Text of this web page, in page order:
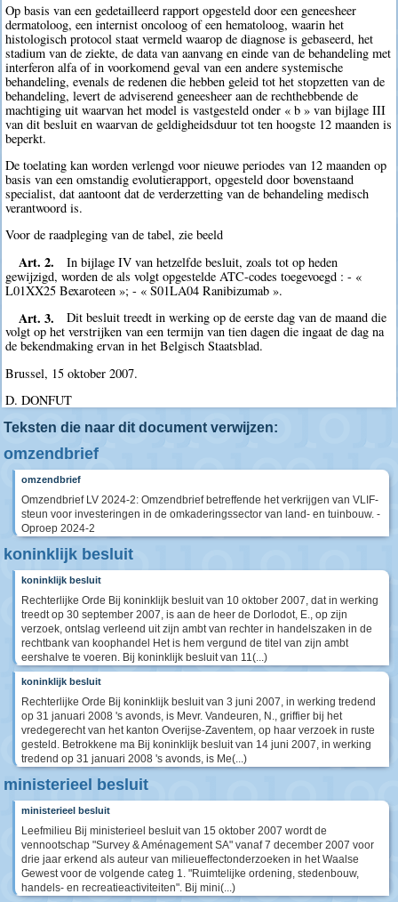
Op basis van een gedetailleerd rapport opgesteld door een geneesheer
dermatoloog, een internist oncoloog of een hematoloog, waarin het
histologisch protocol staat vermeld waarop de diagnose is gebaseerd, het
stadium van de ziekte, de data van aanvang en einde van de behandeling met
interferon alfa of in voorkomend geval van een andere systemische
behandeling, evenals de redenen die hebben geleid tot het stopzetten van de
behandeling, levert de adviserend geneesheer aan de rechthebbende de
machtiging uit waarvan het model is vastgesteld onder « b » van bijlage III
van dit besluit en waarvan de geldigheidsduur tot ten hoogste 12 maanden is
beperkt.
De toelating kan worden verlengd voor nieuwe periodes van 12 maanden op
basis van een omstandig evolutierapport, opgesteld door bovenstaand
specialist, dat aantoont dat de verderzetting van de behandeling medisch
verantwoord is.
Voor de raadpleging van de tabel, zie beeld
Art. 2.
In bijlage IV van hetzelfde besluit, zoals tot op heden
gewijzigd, worden de als volgt opgestelde ATC-codes toegevoegd : - «
L01XX25 Bexaroteen »; - « S01LA04 Ranibizumab ».
Art. 3.
Dit besluit treedt in werking op de eerste dag van de maand die
volgt op het verstrijken van een termijn van tien dagen die ingaat de dag na
de bekendmaking ervan in het Belgisch Staatsblad.
Brussel, 15 oktober 2007.
D. DONFUT
Teksten die naar dit document verwijzen:
omzendbrief
omzendbrief
Omzendbrief LV 2024-2: Omzendbrief betreffende het verkrijgen van VLIF-
steun voor investeringen in de omkaderingssector van land- en tuinbouw. -
Oproep 2024-2
koninklijk besluit
koninklijk besluit
Rechterlijke Orde Bij koninklijk besluit van 10 oktober 2007, dat in werking
treedt op 30 september 2007, is aan de heer de Dorlodot, E., op zijn
verzoek, ontslag verleend uit zijn ambt van rechter in handelszaken in de
rechtbank van koophandel Het is hem vergund de titel van zijn ambt
eershalve te voeren. Bij koninklijk besluit van 11(...)
koninklijk besluit
Rechterlijke Orde Bij koninklijk besluit van 3 juni 2007, in werking tredend
op 31 januari 2008 's avonds, is Mevr. Vandeuren, N., griffier bij het
vredegerecht van het kanton Overijse-Zaventem, op haar verzoek in ruste
gesteld. Betrokkene ma Bij koninklijk besluit van 14 juni 2007, in werking
tredend op 31 januari 2008 's avonds, is Me(...)
ministerieel besluit
ministerieel besluit
Leefmilieu Bij ministerieel besluit van 15 oktober 2007 wordt de
vennootschap "Survey & Aménagement SA" vanaf 7 december 2007 voor
drie jaar erkend als auteur van milieueffectonderzoeken in het Waalse
Gewest voor de volgende categ 1. "Ruimtelijke ordening, stedenbouw,
handels- en recreatieactiviteiten". Bij mini(...)